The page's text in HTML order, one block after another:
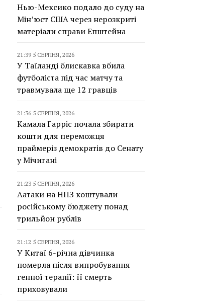
Нью-Мексико подало до суду на
Мін’юст США через нерозкриті
матеріали справи Епштейна
21:39 5 СЕРПНЯ, 2026
У Таїланді блискавка вбила
футболіста під час матчу та
травмувала ще 12 гравців
21:36 5 СЕРПНЯ, 2026
Камала Гарріс почала збирати
кошти для переможця
праймеріз демократів до Сенату
у Мічигані
21:23 5 СЕРПНЯ, 2026
Аатаки на НПЗ коштували
російському бюджету понад
трильйон рублів
21:12 5 СЕРПНЯ, 2026
У Китаї 6-річна дівчинка
померла після випробування
генної терапії: її смерть
приховували